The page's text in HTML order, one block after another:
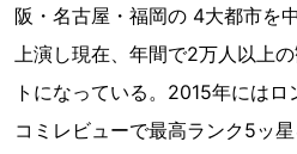
阪・名古屋・福岡の 4大都市を
上演し現在、年間で2万人以上
トになっている。2015年には
コミレビューで最高ランク5ッ